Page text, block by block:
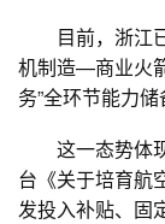
目前，浙江已
机制造—商业火
务”全环节能力
这一态势体现
台《关于培育航
发投入补贴、固